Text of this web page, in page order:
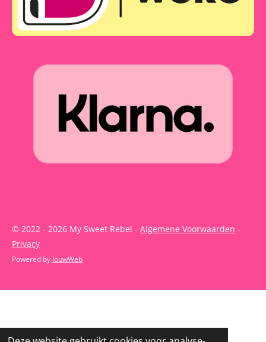
© 2022 - 2026 My Sweet Rebel - Algemene Voorwaarden -
Privacy
Powered by JouwWeb